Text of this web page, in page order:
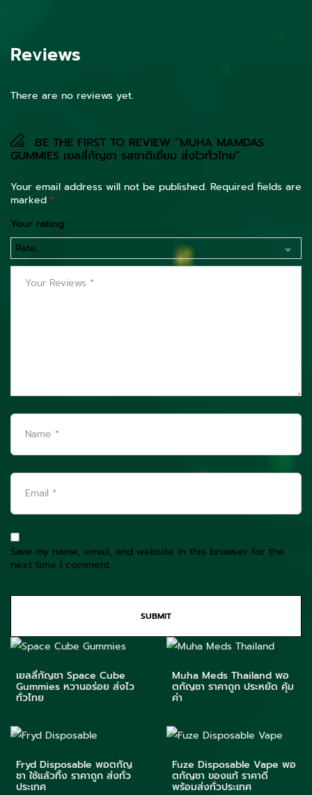
Reviews
There are no reviews yet.
BE THE FIRST TO REVIEW “MUHA MAMDAS
GUMMIES เยลลี่กัญชา รสชาติเยี่ยม ส่งไวทั่วไทย”
Your email address will not be published. Required fields are
marked *
Your rating
Save my name, email, and website in this browser for the
next time I comment.
เยลลี่กัญชา Space Cube
Gummies หวานอร่อย ส่งไว
ทั่วไทย
Muha Meds Thailand พอ
ตกัญชา ราคาถูก ประหยัด คุ้ม
ค่า
Fryd Disposable พอตกัญ
ชา ใช้แล้วทิ้ง ราคาถูก ส่งทั่ว
ประเทศ
Fuze Disposable Vape พอ
ตกัญชา ของแท้ ราคาดี
พร้อมส่งทั่วประเทศ